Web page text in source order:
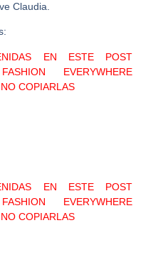
Claudia.
EN ESTE POST
EVERYWHERE
NO COPIARLAS
EN ESTE POST
EVERYWHERE
NO COPIARLAS